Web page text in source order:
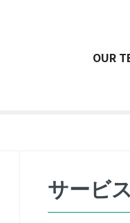
OUR
サービ